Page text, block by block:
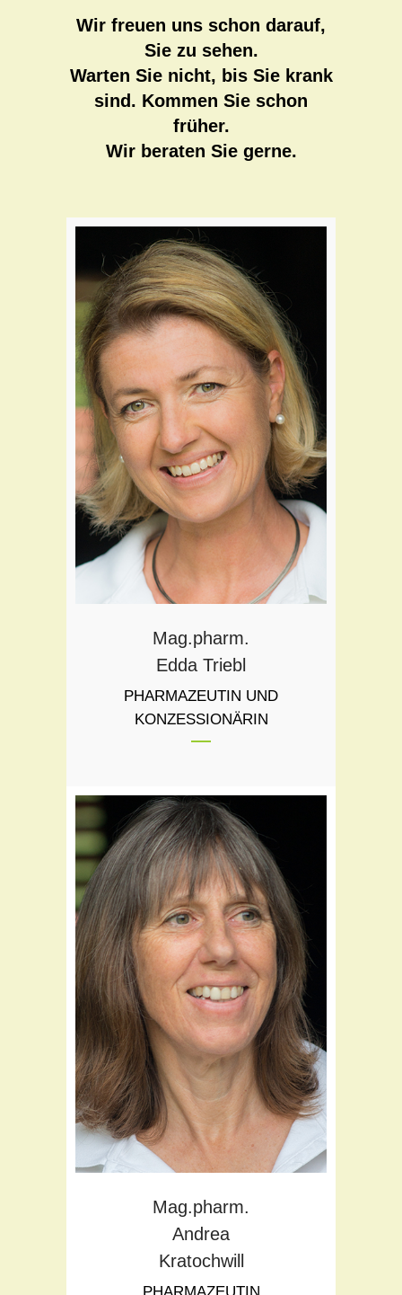
Wir freuen uns schon darauf,
Sie zu sehen.
Warten Sie nicht, bis Sie krank
sind. Kommen Sie schon
früher.
Wir beraten Sie gerne.
Teil des Flora Teams seit:2009
Schwerpunkte:
Pflanzliche Arzneimittel
Heilkräuterkunde
Kindergesundheit
Tiergesundheit
Radioapothekerin
Mag.pharm.
Edda Triebl
PHARMAZEUTIN UND
KONZESSIONÄRIN
Teil des Flora Teams seit:1999
Schwerpunkte:
Alternativmedizin
Bachblüten
Homöopathie
Tiergesundheit
Mag.pharm.
Andrea
Kratochwill